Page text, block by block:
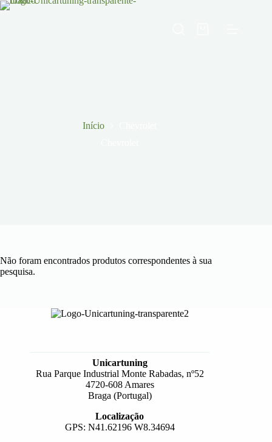
Pular
Início
Não foram encontrados produtos correspondentes à sua
pesquisa.
Unicartuning
Rua Parque Industrial Monte Rabadas, nº52
4720-608 Amares
Braga (Portugal)
Localização
GPS: N41.62196 W8.34694